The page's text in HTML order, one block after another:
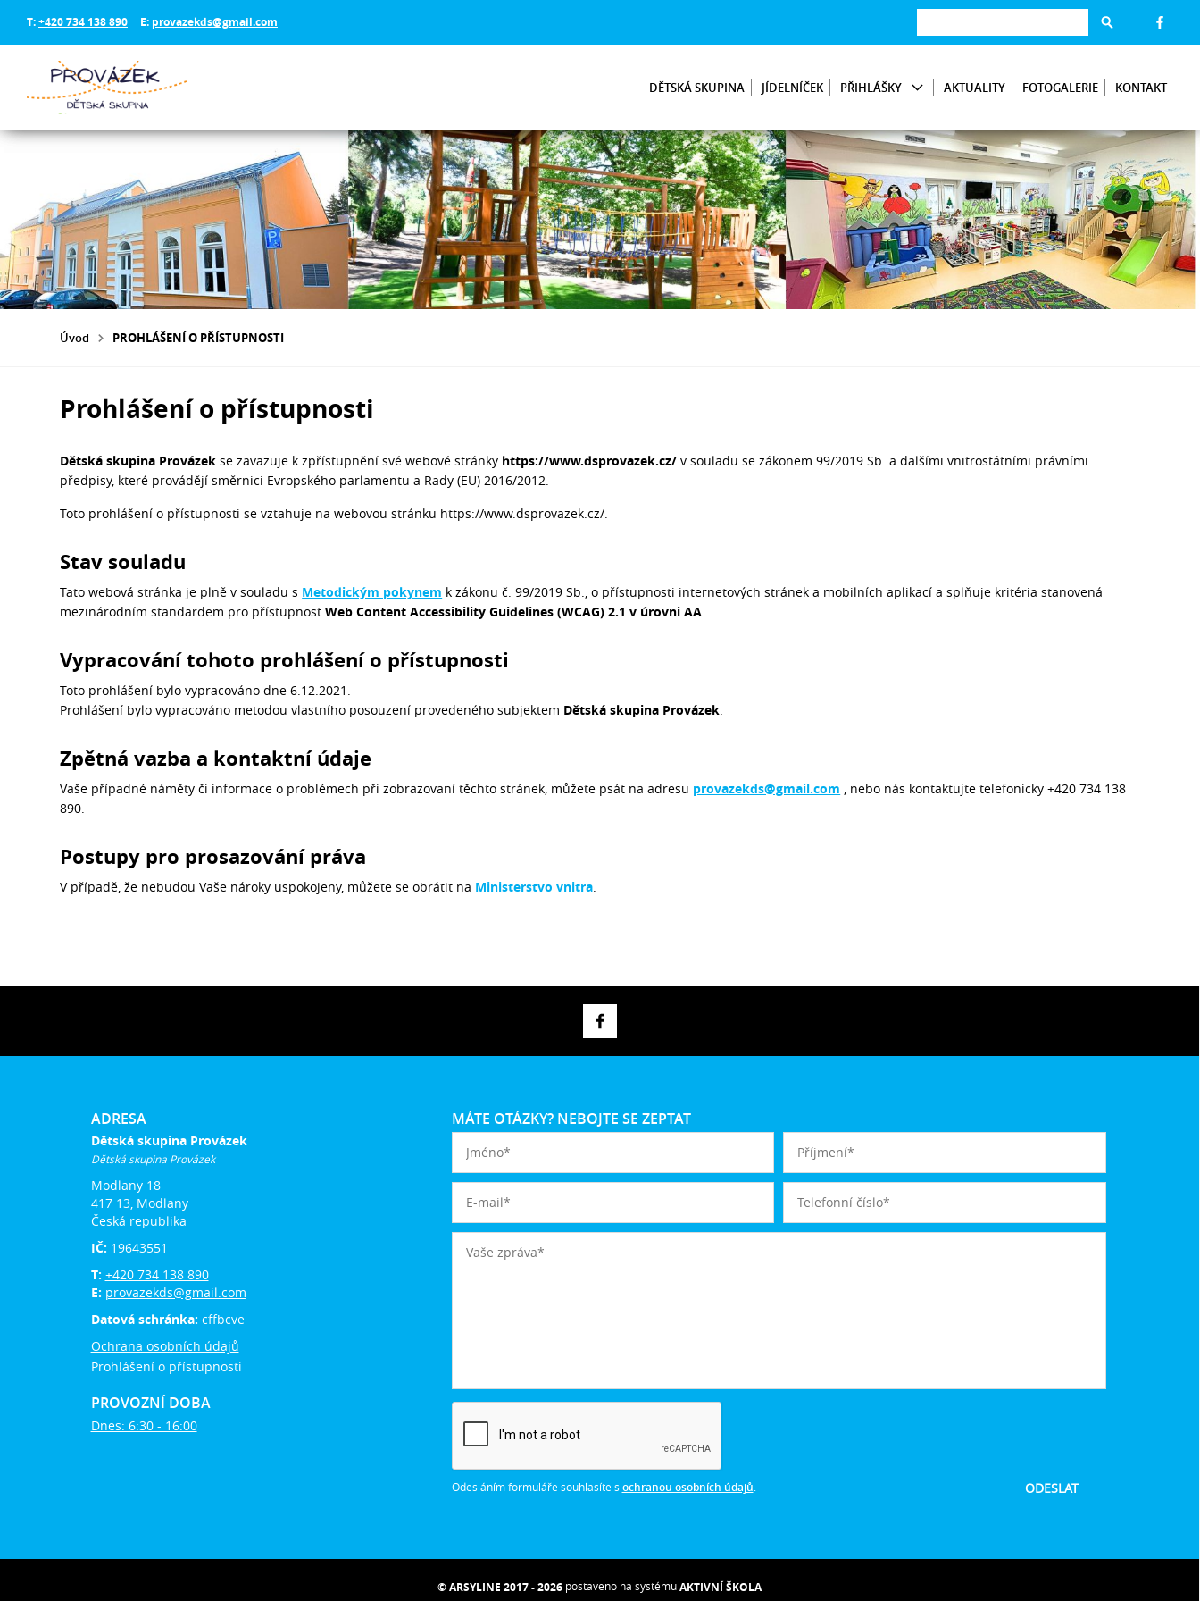
T:+420 734 138 890 E: provazekds@gmail.com
DĚTSKÁ SKUPINA JÍDELNÍČEK PŘIHLÁŠKY AKTUALITY FOTOGALERIE KONTAKT
Úvod PROHLÁŠENÍ O PŘÍSTUPNOSTI
Prohlášení o přístupnosti
Dětská skupina Provázek se zavazuje k zpřístupnění své webové stránky https://www.dsprovazek.cz/ v souladu se zákonem 99/2019 Sb. a dalšími vnitrostátními právními
předpisy, které provádějí směrnici Evropského parlamentu a Rady (EU) 2016/2012.
Toto prohlášení o přístupnosti se vztahuje na webovou stránku https://www.dsprovazek.cz/.
Stav souladu
Tato webová stránka je plně v souladu s Metodickým pokynem k zákonu č. 99/2019 Sb., o přístupnosti internetových stránek a mobilních aplikací a splňuje kritéria stanovená
mezinárodním standardem pro přístupnostWeb Content Accessibility Guidelines (WCAG) 2.1 v úrovni AA.
Vypracování tohoto prohlášení o přístupnosti
Toto prohlášení bylo vypracováno dne 6.12.2021.
Prohlášení bylo vypracováno metodou vlastního posouzení provedeného subjektem Dětská skupina Provázek.
Zpětná vazba a kontaktní údaje
Vaše případné náměty či informace o problémech při zobrazovaní těchto stránek, můžete psát na adresu provazekds@gmail.com , nebo nás kontaktujte telefonicky +420 734 138
890.
Postupy pro prosazování práva
V případě, že nebudou Vaše nároky uspokojeny, můžete se obrátit na Ministerstvo vnitra.
ADRESA
Dětská skupina Provázek
Dětská skupina Provázek
Modlany 18
417 13, Modlany
Česká republika
IČ: 19643551
T: +420 734 138 890
E: provazekds@gmail.com
Datová schránka: cffbcve
Ochrana osobních údajů
Prohlášení o přístupnosti
PROVOZNÍ DOBA
Dnes: 6:30 - 16:00
MÁTE OTÁZKY? NEBOJTE SE ZEPTAT
Odesláním formuláře souhlasíte s ochranou osobních údajů
© ARSYLINE 2017 - 2026 postaveno na systémuAKTIVNÍ ŠKOLA